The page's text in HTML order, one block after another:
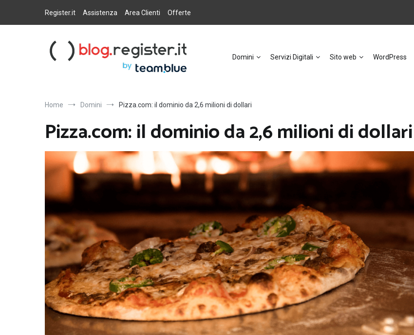
contenuto
Register.it Assistenza Area Clienti Offerte
Domini Servizi Digitali Sito web WordPress
Home Domini Pizza.com: il dominio da 2,6 milioni di dollari
Pizza.com: il dominio da 2,6 milioni di dollari